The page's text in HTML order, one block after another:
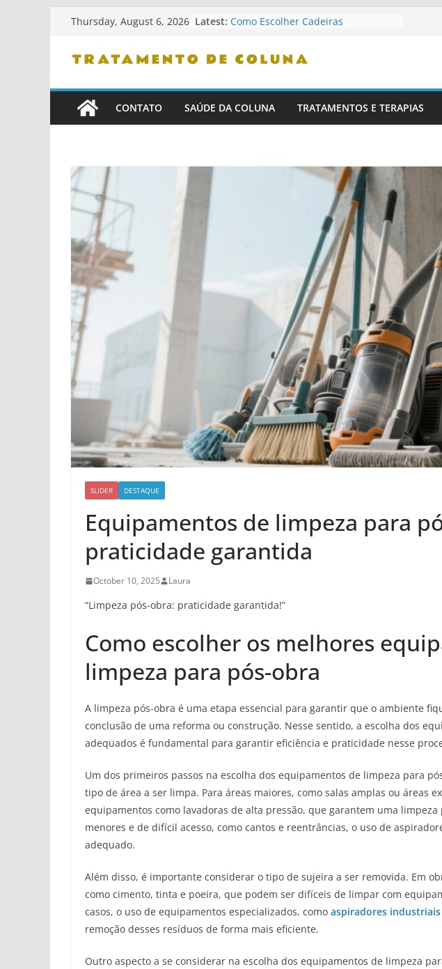
content
Thursday, August 6, 2026 Latest: Como Escolher Cadeiras
Confiança
Problemas De Coluna
Como Se Levantar Corretamente Da
CONTATO SAÚDE DA COLUNA TRATAMENTOS E TERAPIAS
SLIDER DESTAQUE
Equipamentos de limpeza para
praticidade garantida
October 10, 2025 Laura
“Limpeza pós-obra: praticidade garantida!”
Como escolher os melhores
limpeza para pós-obra
A limpeza pós-obra é uma etapa essencial para garantir que o ambiente
conclusão de uma reforma ou construção. Nesse sentido, a escolha dos
adequados é fundamental para garantir eficiência e praticidade nesse
Um dos primeiros passos na escolha dos equipamentos de limpeza para
tipo de área a ser limpa. Para áreas maiores, como salas amplas ou áreas
equipamentos como lavadoras de alta pressão, que garantem uma limpeza
menores e de difícil acesso, como cantos e reentrâncias, o uso de
adequado.
Além disso, é importante considerar o tipo de sujeira a ser removida. Em
como cimento, tinta e poeira, que podem ser difíceis de limpar com
casos, o uso de equipamentos especializados, como aspiradores industriais
remoção desses resíduos de forma mais eficiente.
Outro aspecto a se considerar na escolha dos equipamentos de limpeza